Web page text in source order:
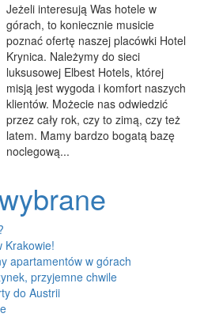
Jeżeli interesują Was hotele w
górach, to koniecznie musicie
poznać ofertę naszej placówki Hotel
Krynica. Należymy do sieci
luksusowej Elbest Hotels, której
misją jest wygoda i komfort naszych
klientów. Możecie nas odwiedzić
przez cały rok, czy to zimą, czy też
latem. Mamy bardzo bogatą bazę
noclegową...
Krakowie!
apartamentów w górach
przyjemne chwile
do Austrii